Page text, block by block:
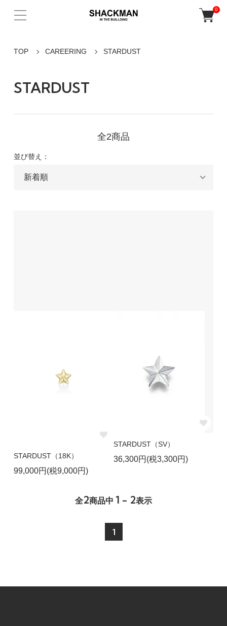
0
TOP CAREERING STARDUST
STARDUST
全2商品
並び替え：
STARDUST（18K）
99,000円(税9,000円)
STARDUST（SV）
36,300円(税3,300円)
全2商品中 1 - 2表示
1